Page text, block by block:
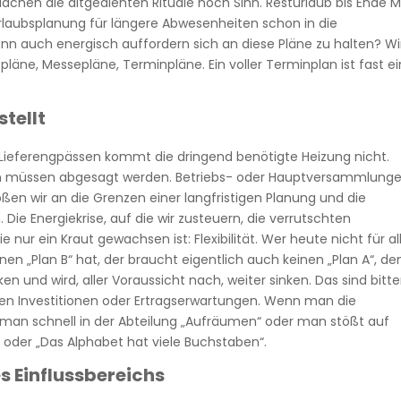
für längere Abwesenheiten schon in die
auch energisch auffordern sich an diese Pläne zu halten?
Messepläne, Terminpläne. Ein voller Terminplan ist fast
kommt die dringend benötigte Heizung nicht.
abgesagt werden. Betriebs- oder
wir an die Grenzen einer langfristigen Planung und die
Energiekrise, auf die wir zusteuern, die verrutschten
nur ein Kraut gewachsen ist: Flexibilität. Wer heute nicht für
„Plan B“ hat, der braucht eigentlich auch keinen „Plan A“,
und wird, aller Voraussicht nach, weiter sinken. Das sind
Investitionen oder Ertragserwartungen. Wenn man die
schnell in der Abteilung „Aufräumen“ oder man stößt auf
„Das Alphabet hat viele Buchstaben“.
Einflussbereichs